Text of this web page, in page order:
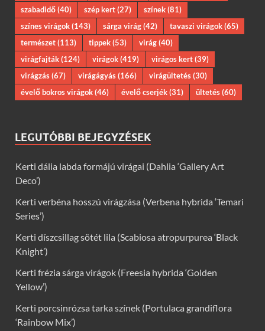
szabadidő(40) szép kert(27) színek(81)
színes virágok(143) sárga virág(42) tavaszi virágok(65)
természet(113) tippek(53) virág(40)
virágfajták(124) virágok(419) virágos kert(39)
virágzás(67) virágágyás(166) virágültetés(30)
évelő bokros virágok(46) évelő cserjék(31) ültetés(60)
LEGUTÓBBI BEJEGYZÉSEK
Kerti dália labda formájú virágai (Dahlia ‘Gallery Art
Deco’)
Kerti verbéna hosszú virágzása (Verbena hybrida ‘Temari
Series’)
Kerti díszcsillag sötét lila (Scabiosa atropurpurea ‘Black
Knight’)
Kerti frézia sárga virágok (Freesia hybrida ‘Golden
Yellow’)
Kerti porcsinrózsa tarka színek (Portulaca grandiflora
‘Rainbow Mix’)